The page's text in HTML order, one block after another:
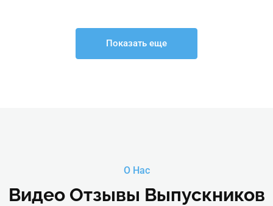
Показать еще
О Нас
Видео Отзывы Выпускников